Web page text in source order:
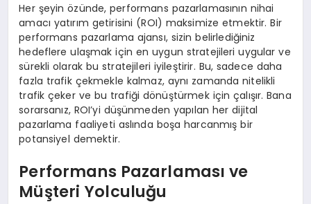
Her şeyin özünde, performans pazarlamasının nihai
amacı yatırım getirisini (ROI) maksimize etmektir. Bir
performans pazarlama ajansı, sizin belirlediğiniz
hedeflere ulaşmak için en uygun stratejileri uygular ve
sürekli olarak bu stratejileri iyileştirir. Bu, sadece daha
fazla trafik çekmekle kalmaz, aynı zamanda nitelikli
trafik çeker ve bu trafiği dönüştürmek için çalışır. Bana
sorarsanız, ROI’yi düşünmeden yapılan her dijital
pazarlama faaliyeti aslında boşa harcanmış bir
potansiyel demektir.
Performans Pazarlaması ve
Müşteri Yolculuğu